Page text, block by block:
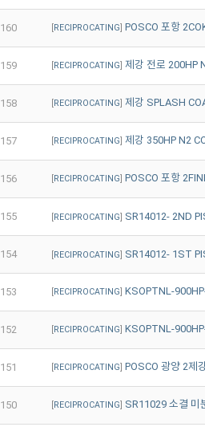
160 [RECIPROCATING] POSCO 포항
159 [RECIPROCATING] 제강 전로 200HP
158 [RECIPROCATING] 제강 SPLASH
157 [RECIPROCATING] 제강 350HP N2
156 [RECIPROCATING] POSCO 포항
155 [RECIPROCATING] SR14012- 2ND
154 [RECIPROCATING] SR14012- 1ST
153 [RECIPROCATING] KSOPTNL-
152 [RECIPROCATING] KSOPTNL-
151 [RECIPROCATING] POSCO 광양 2제
150 [RECIPROCATING] SR11029 소결 미